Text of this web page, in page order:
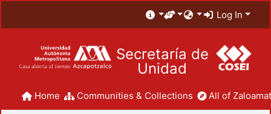
Log In
Secretaría de
Unidad
Home Communities & Collections All of